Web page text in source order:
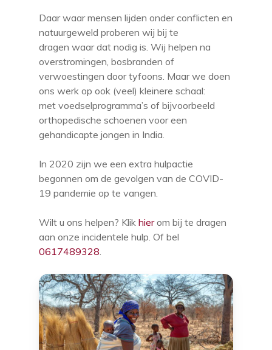
Daar waar mensen lijden onder conflicten en
natuurgeweld proberen wij bij te
dragen waar dat nodig is. Wij helpen na
overstromingen, bosbranden of
verwoestingen door tyfoons. Maar we doen
ons werk op ook (veel) kleinere schaal:
met voedselprogramma’s of bijvoorbeeld
orthopedische schoenen voor een
gehandicapte jongen in India.
In 2020 zijn we een extra hulpactie
begonnen om de gevolgen van de COVID-
19 pandemie op te vangen.
Wilt u ons helpen? Klikhierom bij te dragen
aan onze incidentele hulp. Of bel
0617489328
Over de Stichting
Historie
Stichting
Bestuur
Hulp
Soorten Donaties